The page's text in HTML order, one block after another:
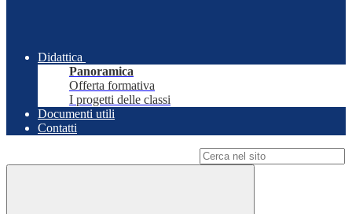
Didattica
Panoramica
Offerta formativa
I progetti delle classi
Documenti utili
Contatti